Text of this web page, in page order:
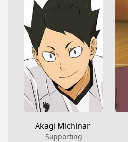
Akagi Michinari
Supporting